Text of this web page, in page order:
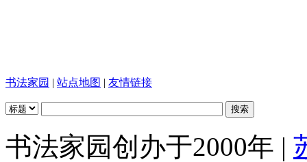
书法家园 | 站点地图 | 友情链接
书法家园创办于2000年 |